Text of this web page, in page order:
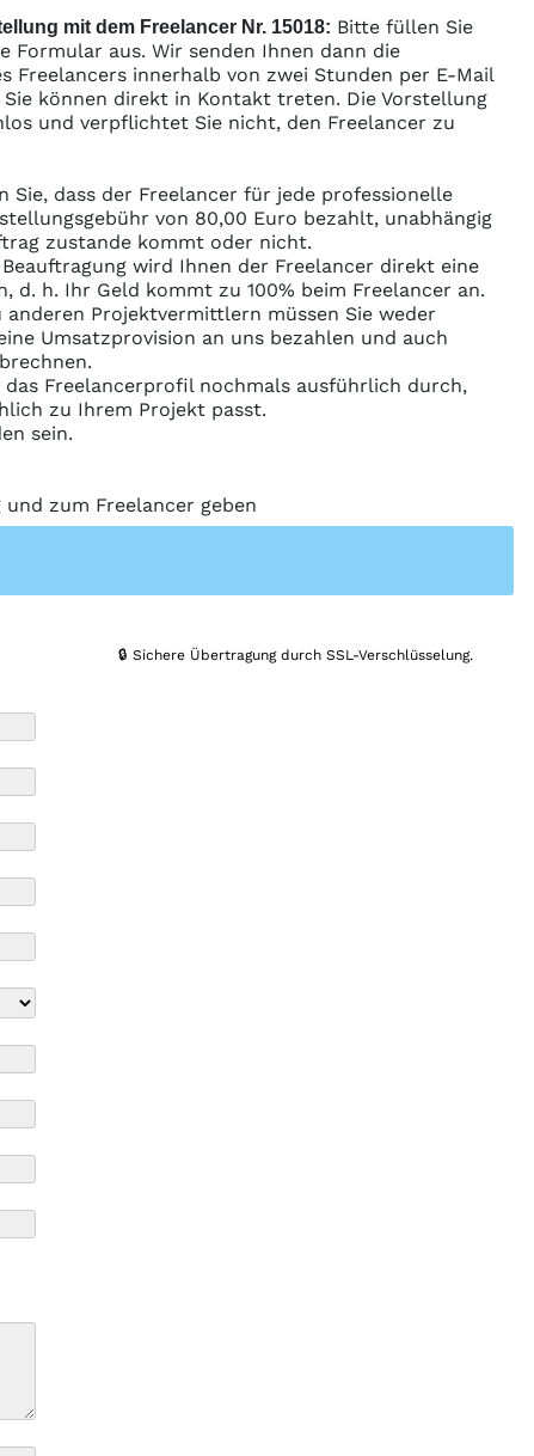
mit dem Freelancer Nr. 15018: Bitte füllen Sie
Formular aus. Wir senden Ihnen dann die
Freelancers innerhalb von zwei Stunden per E-Mail
Sie können direkt in Kontakt treten. Die Vorstellung
und verpflichtet Sie nicht, den Freelancer zu
Sie, dass der Freelancer für jede professionelle
von 80,00 Euro bezahlt, unabhängig
zustande kommt oder nicht.
wird Ihnen der Freelancer direkt eine
d. h. Ihr Geld kommt zu 100% beim Freelancer an.
anderen Projektvermittlern müssen Sie weder
Umsatzprovision an uns bezahlen und auch
das Freelancerprofil nochmals ausführlich durch,
zu Ihrem Projekt passt.
sein.
zum Freelancer geben
🔒 Sichere Übertragung durch SSL-Verschlüsselung.